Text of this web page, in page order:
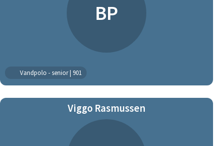
BP
Vandpolo - senior | 901
Viggo Rasmussen